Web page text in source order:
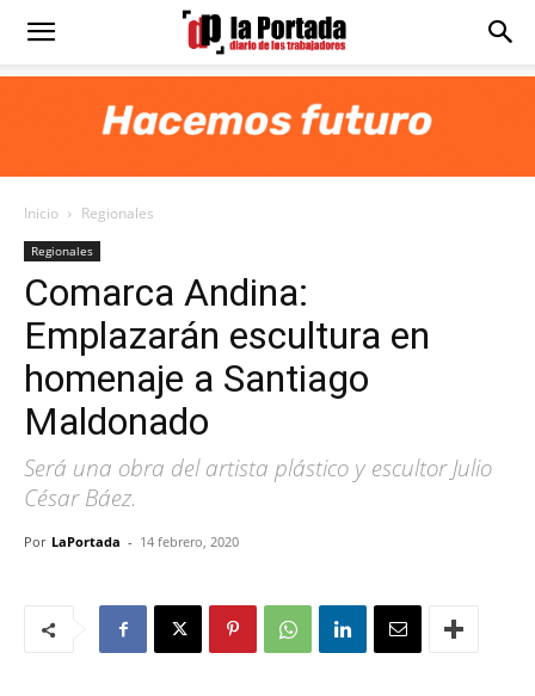
Diario
Portada
Inicio Regionales
Regionales
Comarca Andina:
Emplazarán escultura en
homenaje a Santiago
Maldonado
Será una obra del artista plástico y escultor Julio
César Báez.
Por LaPortada - 14 febrero, 2020